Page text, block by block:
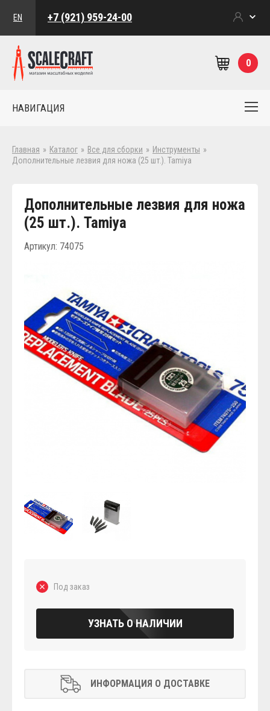
EN +7 (921) 959-24-00
0
НАВИГАЦИЯ
Главная » Каталог » Все для сборки » Инструменты »
Дополнительные лезвия для ножа (25 шт.). Tamiya
Дополнительные лезвия для ножа
(25 шт.). Tamiya
Артикул: 74075
Под заказ
УЗНАТЬ О НАЛИЧИИ
ИНФОРМАЦИЯ О ДОСТАВКЕ